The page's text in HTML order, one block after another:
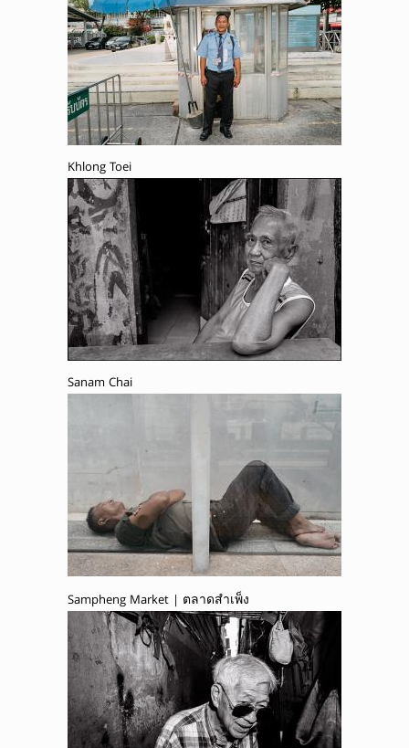
Khlong Toei
Sanam Chai
Sampheng Market | ตลาดสำเพ็ง